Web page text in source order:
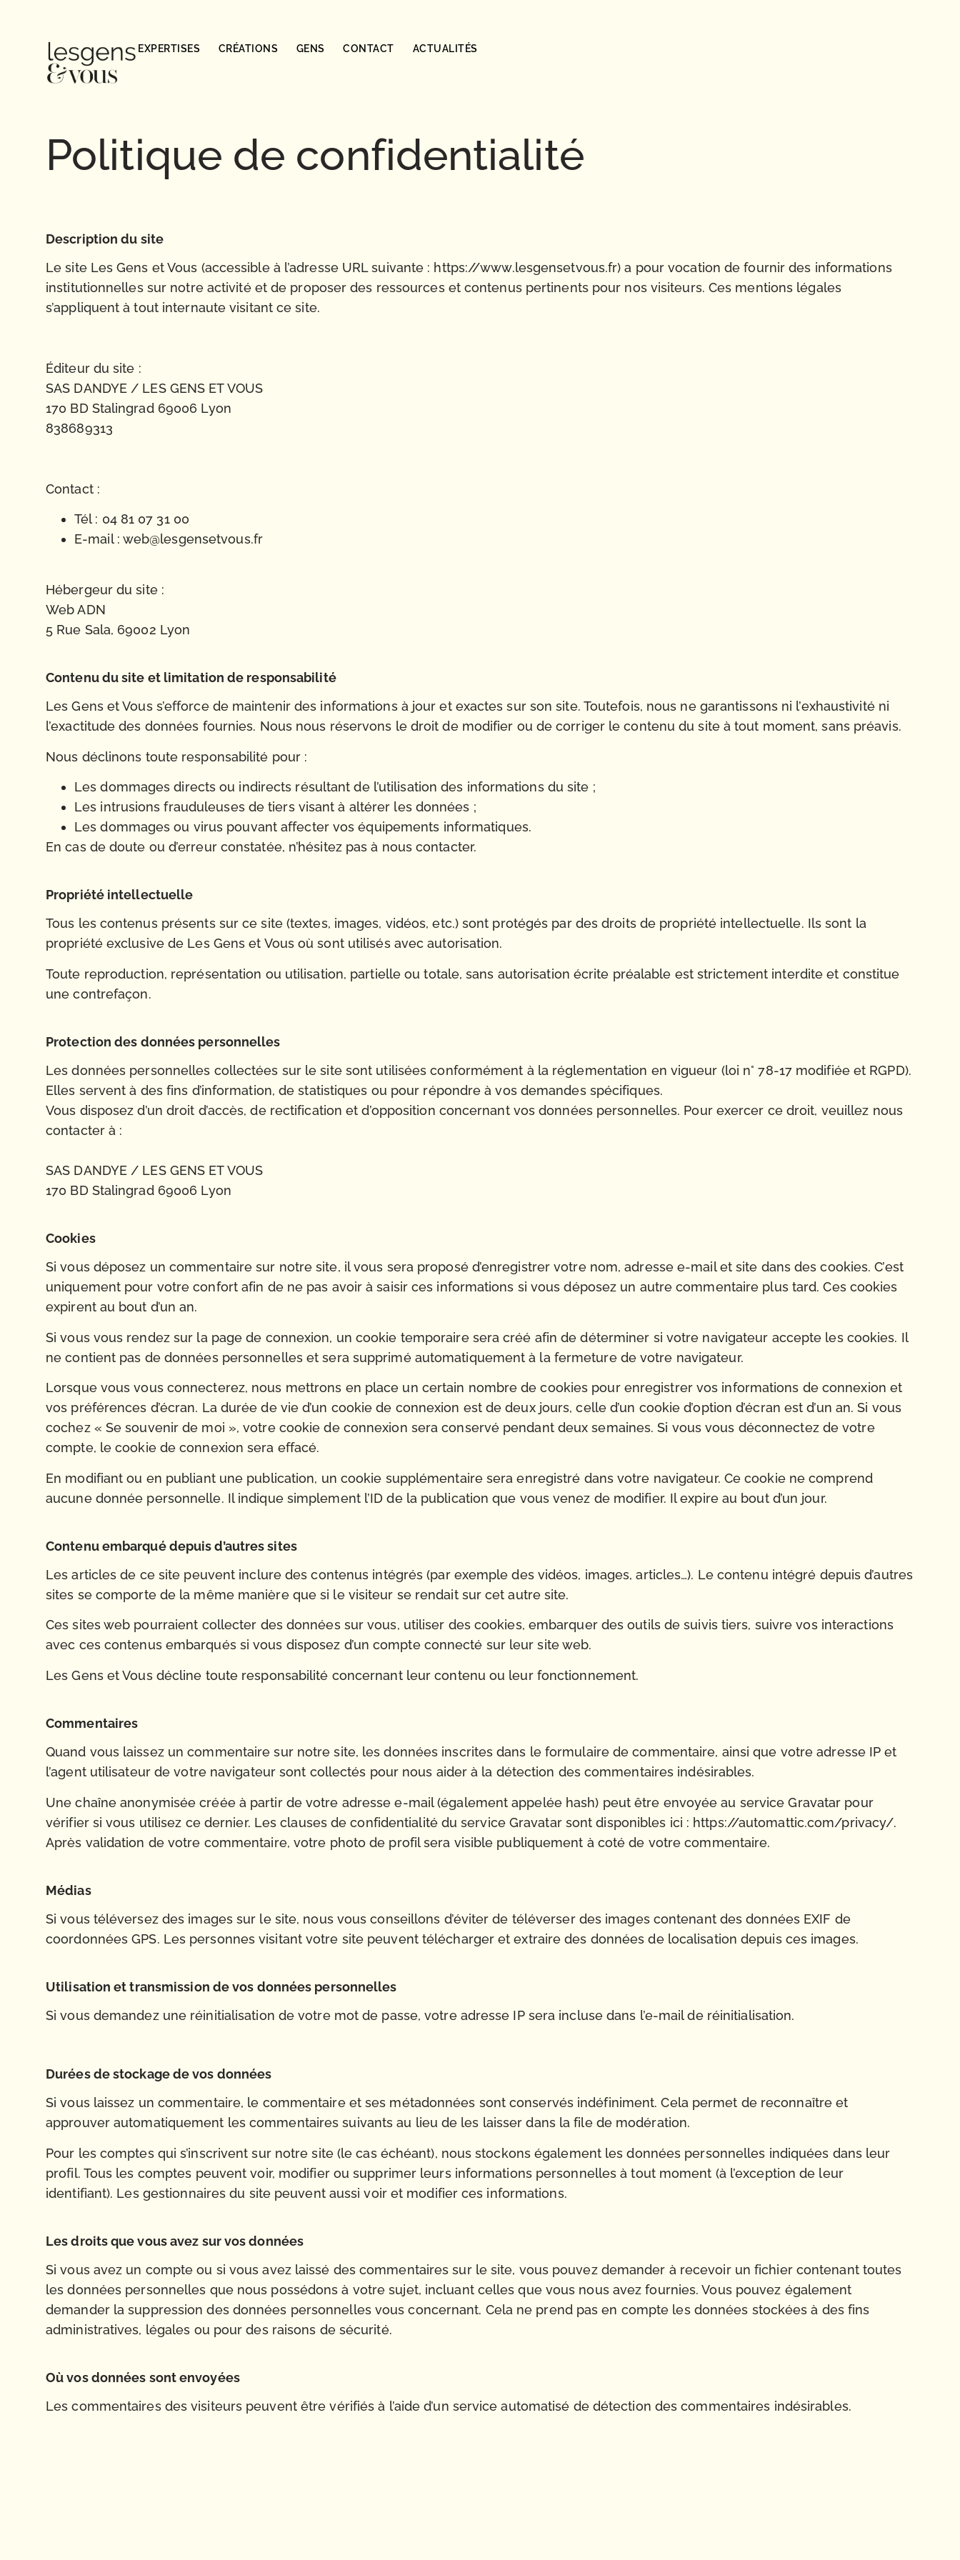
EXPERTISES CRÉATIONS GENS CONTACT ACTUALITÉS
Politique de confidentialité
Description du site
Le site Les Gens et Vous (accessible à l’adresse URL suivante : https://www.lesgensetvous.fr) a pour vocation de fournir des informations
institutionnelles sur notre activité et de proposer des ressources et contenus pertinents pour nos visiteurs. Ces mentions légales
s’appliquent à tout internaute visitant ce site.
Éditeur du site :
SAS DANDYE / LES GENS ET VOUS
170 BD Stalingrad 69006 Lyon
838689313
Contact :
Tél : 04 81 07 31 00
E-mail : web@lesgensetvous.fr
Hébergeur du site :
Web ADN
5 Rue Sala, 69002 Lyon
Contenu du site et limitation de responsabilité
Les Gens et Vous s’efforce de maintenir des informations à jour et exactes sur son site. Toutefois, nous ne garantissons ni l’exhaustivité ni
l’exactitude des données fournies. Nous nous réservons le droit de modifier ou de corriger le contenu du site à tout moment, sans préavis.
Nous déclinons toute responsabilité pour :
Les dommages directs ou indirects résultant de l’utilisation des informations du site ;
Les intrusions frauduleuses de tiers visant à altérer les données ;
Les dommages ou virus pouvant affecter vos équipements informatiques.
En cas de doute ou d’erreur constatée, n’hésitez pas à nous contacter.
Propriété intellectuelle
Tous les contenus présents sur ce site (textes, images, vidéos, etc.) sont protégés par des droits de propriété intellectuelle. Ils sont la
propriété exclusive de Les Gens et Vous où sont utilisés avec autorisation.
Toute reproduction, représentation ou utilisation, partielle ou totale, sans autorisation écrite préalable est strictement interdite et constitue
une contrefaçon.
Protection des données personnelles
Les données personnelles collectées sur le site sont utilisées conformément à la réglementation en vigueur (loi n° 78-17 modifiée et RGPD).
Elles servent à des fins d’information, de statistiques ou pour répondre à vos demandes spécifiques.
Vous disposez d’un droit d’accès, de rectification et d’opposition concernant vos données personnelles. Pour exercer ce droit, veuillez nous
contacter à :
SAS DANDYE / LES GENS ET VOUS
170 BD Stalingrad 69006 Lyon
Cookies
Si vous déposez un commentaire sur notre site, il vous sera proposé d’enregistrer votre nom, adresse e-mail et site dans des cookies. C’est
uniquement pour votre confort afin de ne pas avoir à saisir ces informations si vous déposez un autre commentaire plus tard. Ces cookies
expirent au bout d’un an.
Si vous vous rendez sur la page de connexion, un cookie temporaire sera créé afin de déterminer si votre navigateur accepte les cookies. Il
ne contient pas de données personnelles et sera supprimé automatiquement à la fermeture de votre navigateur.
Lorsque vous vous connecterez, nous mettrons en place un certain nombre de cookies pour enregistrer vos informations de connexion et
vos préférences d’écran. La durée de vie d’un cookie de connexion est de deux jours, celle d’un cookie d’option d’écran est d’un an. Si vous
cochez « Se souvenir de moi », votre cookie de connexion sera conservé pendant deux semaines. Si vous vous déconnectez de votre
compte, le cookie de connexion sera effacé.
En modifiant ou en publiant une publication, un cookie supplémentaire sera enregistré dans votre navigateur. Ce cookie ne comprend
aucune donnée personnelle. Il indique simplement l’ID de la publication que vous venez de modifier. Il expire au bout d’un jour.
Contenu embarqué depuis d’autres sites
Les articles de ce site peuvent inclure des contenus intégrés (par exemple des vidéos, images, articles…). Le contenu intégré depuis d’autres
sites se comporte de la même manière que si le visiteur se rendait sur cet autre site.
Ces sites web pourraient collecter des données sur vous, utiliser des cookies, embarquer des outils de suivis tiers, suivre vos interactions
avec ces contenus embarqués si vous disposez d’un compte connecté sur leur site web.
Les Gens et Vous décline toute responsabilité concernant leur contenu ou leur fonctionnement.
Commentaires
Quand vous laissez un commentaire sur notre site, les données inscrites dans le formulaire de commentaire, ainsi que votre adresse IP et
l’agent utilisateur de votre navigateur sont collectés pour nous aider à la détection des commentaires indésirables.
Une chaîne anonymisée créée à partir de votre adresse e-mail (également appelée hash) peut être envoyée au service Gravatar pour
vérifier si vous utilisez ce dernier. Les clauses de confidentialité du service Gravatar sont disponibles ici : https://automattic.com/privacy/.
Après validation de votre commentaire, votre photo de profil sera visible publiquement à coté de votre commentaire.
Médias
Si vous téléversez des images sur le site, nous vous conseillons d’éviter de téléverser des images contenant des données EXIF de
coordonnées GPS. Les personnes visitant votre site peuvent télécharger et extraire des données de localisation depuis ces images.
Utilisation et transmission de vos données personnelles
Si vous demandez une réinitialisation de votre mot de passe, votre adresse IP sera incluse dans l’e-mail de réinitialisation.
Durées de stockage de vos données
Si vous laissez un commentaire, le commentaire et ses métadonnées sont conservés indéfiniment. Cela permet de reconnaître et
approuver automatiquement les commentaires suivants au lieu de les laisser dans la file de modération.
Pour les comptes qui s’inscrivent sur notre site (le cas échéant), nous stockons également les données personnelles indiquées dans leur
profil. Tous les comptes peuvent voir, modifier ou supprimer leurs informations personnelles à tout moment (à l’exception de leur
identifiant). Les gestionnaires du site peuvent aussi voir et modifier ces informations.
Les droits que vous avez sur vos données
Si vous avez un compte ou si vous avez laissé des commentaires sur le site, vous pouvez demander à recevoir un fichier contenant toutes
les données personnelles que nous possédons à votre sujet, incluant celles que vous nous avez fournies. Vous pouvez également
demander la suppression des données personnelles vous concernant. Cela ne prend pas en compte les données stockées à des fins
administratives, légales ou pour des raisons de sécurité.
Où vos données sont envoyées
Les commentaires des visiteurs peuvent être vérifiés à l’aide d’un service automatisé de détection des commentaires indésirables.